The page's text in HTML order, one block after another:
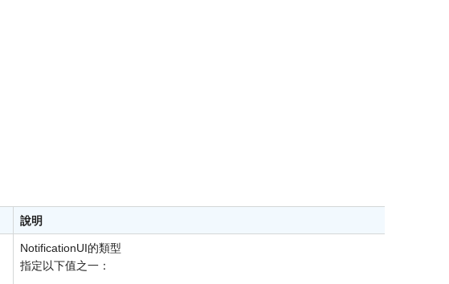
說明
NotificationUI的類型
指定以下值之一：